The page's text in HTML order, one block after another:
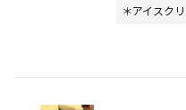
＊アイスク